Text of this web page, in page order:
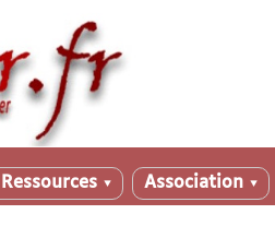
Ressources ▼ Association ▼